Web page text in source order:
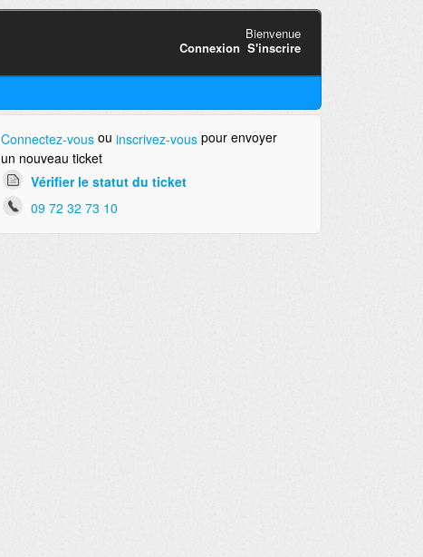
Bienvenue
Connexion S'inscrire
Connectez-vousou inscrivez-vouspour envoyer
un nouveau ticket
Vérifier le statut du ticket
09 72 32 73 10